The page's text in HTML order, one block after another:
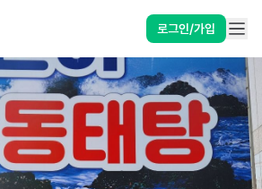
로그인/가입